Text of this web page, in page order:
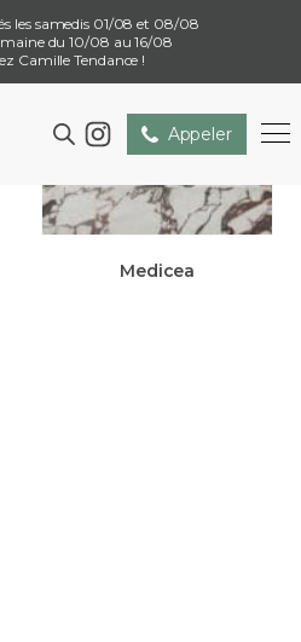
les samedis 01/08 et 08/08
du 10/08 au 16/08
Camille Tendance !
Appeler
Medicea